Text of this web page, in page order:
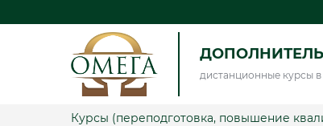
дистанционные курсы
Курсы (переподготовка, повышение